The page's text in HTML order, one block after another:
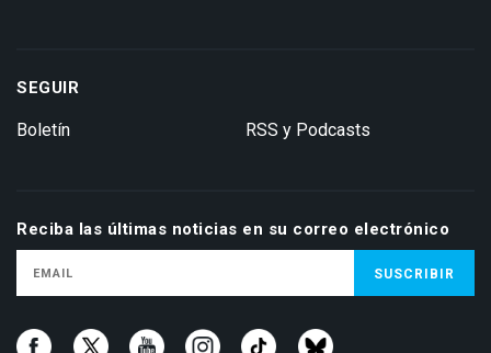
SEGUIR
Boletín RSS y Podcasts
Reciba las últimas noticias en su correo electrónico